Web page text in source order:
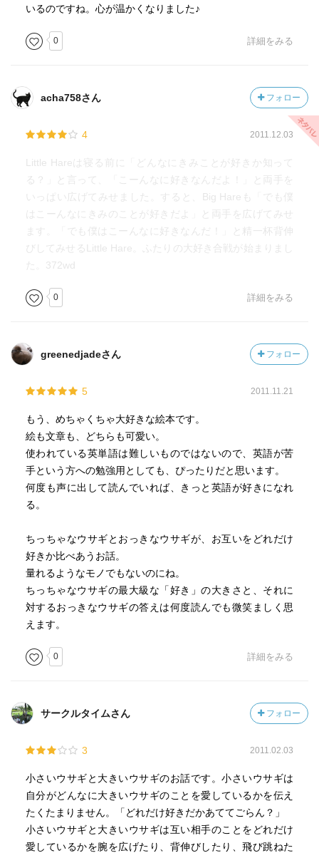
いるのですね。心が温かくなりました♪
0 詳細をみる
acha758さん フォロー
4 2011.12.03
Little Hareは寝る前に「どんなにきみことが好きか知って
る？」と言って、「こーんなに好きなんだよ！」と両手を
いっぱい広げてみせました。すると、Big Hareも「でも僕
はこーんなにきみのことが好きだよ」と両手を広げてみせ
ます。「でも僕はこーんなに好きなんだ！」と精一杯背伸
びしてみせるLittle Hare。ふたりの大好き合戦が始まりまし
た。372wd
0 詳細をみる
greenedjadeさん フォロー
5 2011.11.21
もう、めちゃくちゃ大好きな絵本です。
絵も文章も、どちらも可愛い。
使われている英単語は難しいものではないので、英語が苦
手という方への勉強用としても、ぴったりだと思います。
何度も声に出して読んでいれば、きっと英語が好きになれ
る。
ちっちゃなウサギとおっきなウサギが、お互いをどれだけ
好きか比べあうお話。
量れるようなモノでもないのにね。
ちっちゃなウサギの最大級な「好き」の大きさと、それに
対するおっきなウサギの答えは何度読んでも微笑ましく思
えます。
0 詳細をみる
サークルタイムさん フォロー
3 2011.02.03
小さいウサギと大きいウサギのお話です。小さいウサギは
自分がどんなに大きいウサギのことを愛しているかを伝え
たくたまりません。「どれだけ好きだかあててごらん？」
小さいウサギと大きいウサギは互い相手のことをどれだけ
愛しているかを腕を広げたり、背伸びしたり、飛び跳ねた